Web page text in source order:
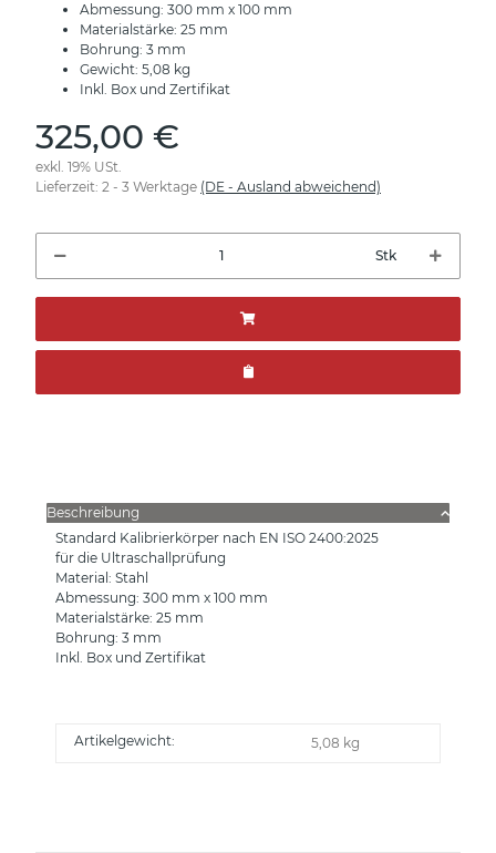
Abmessung: 300 mm x 100 mm
Materialstärke: 25 mm
Bohrung: 3 mm
Gewicht: 5,08 kg
Inkl. Box und Zertifikat
325,00 €
exkl. 19% USt.
Lieferzeit: 2 - 3 Werktage (DE - Ausland abweichend)
Stk
Beschreibung
Standard Kalibrierkörper nach EN ISO 2400:2025
für die Ultraschallprüfung
Material: Stahl
Abmessung: 300 mm x 100 mm
Materialstärke: 25 mm
Bohrung: 3 mm
Inkl. Box und Zertifikat
Artikelgewicht: 5,08 kg